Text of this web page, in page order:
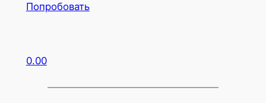
Попробовать
0.00